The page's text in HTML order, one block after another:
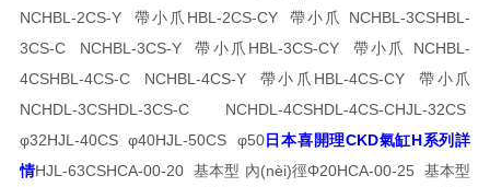
NCHBL-2CS-Y 帶小爪 HBL-2CS-CY 帶小爪 NCHBL-3CSHBL-
3CS-C NCHBL-3CS-Y 帶小爪 HBL-3CS-CY 帶小爪 NCHBL-
4CSHBL-4CS-C NCHBL-4CS-Y 帶小爪 HBL-4CS-CY 帶小爪
NCHDL-3CSHDL-3CS-C NCHDL-4CSHDL-4CS-CHJL-32CS
φ32HJL-40CS φ40HJL-50CS φ50日本喜開理CKD氣缸H系列詳
情HJL-63CSHCA-00-20 基本型 內(nèi)徑Φ20HCA-00-25 基本型